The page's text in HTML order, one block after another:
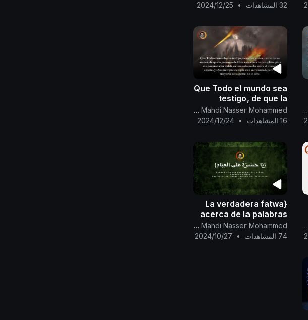
visiones verdaderas
32 المشاهدات
•
2024/12/25
Canal Oficial Del Imam Al Mahdi Nasser Mohammed
Que Todo el mundo sea
testigo, de que la
promesa de Dios esta
cerca de cumplirse
Canal Oficial Del Imam Al Mahdi Nasser Mohammed
16 المشاهدات
•
2024/12/24
Canal Oficial Del Imam Al Mahdi Nasser Mohammed
{La verdadera fatwa
acerca de la palabras
de Dios Todopoderoso
: {يَا حَسْرَةً عَلَى الْعِبَادِ}
Canal Oficial Del Imam Al Mahdi Nasser Mohammed
74 المشاهدات
•
2024/10/27